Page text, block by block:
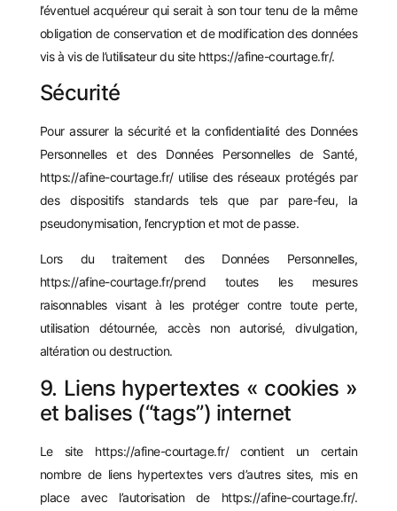
l’éventuel acquéreur qui serait à son tour tenu de la même
obligation de conservation et de modification des données
vis à vis de l’utilisateur du site https://afine-courtage.fr/.
Sécurité
Pour assurer la sécurité et la confidentialité des Données
Personnelles et des Données Personnelles de Santé,
https://afine-courtage.fr/utilise des réseaux protégés par
des dispositifs standards tels que par pare-feu, la
pseudonymisation, l’encryption et mot de passe.
Lors du traitement des Données Personnelles,
https://afine-courtage.fr/prend toutes les mesures
raisonnables visant à les protéger contre toute perte,
utilisation détournée, accès non autorisé, divulgation,
altération ou destruction.
9. Liens hypertextes « cookies »
et balises (“tags”) internet
Le site https://afine-courtage.fr/contient un certain
nombre de liens hypertextes vers d’autres sites, mis en
place avec l’autorisation de https://afine-courtage.fr/.